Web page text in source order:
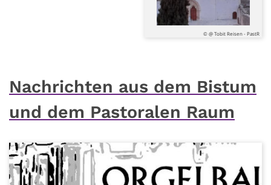
© @ Tobit Reisen - PastR
Nachrichten aus dem Bistum
und dem Pastoralen Raum